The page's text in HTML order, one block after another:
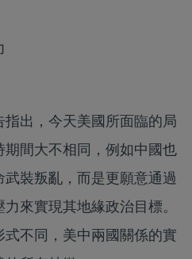
出，今天美國所面臨的局
間大不相同，例如中國也
裝叛亂，而是更願意通過
來實現其地緣政治目標。
不同，美中兩國關係的實